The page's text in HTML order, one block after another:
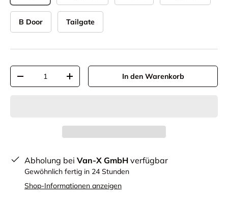
B Door Tailgate
Anzahl
-
+ In den Warenkorb
Abholung bei Van-X GmbH verfügbar
Gewöhnlich fertig in 24 Stunden
Shop-Informationen anzeigen